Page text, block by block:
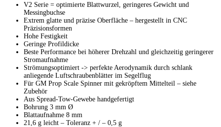
V2 Serie = optimierte Blattwurzel, geringeres Gewicht und
Messingbuchse
Extrem glatte und präzise Oberfläche – hergestellt in CNC
Präzisionsformen
Hohe Festigkeit
Geringe Profildicke
Beste Performance bei höherer Drehzahl und gleichzeitig geringerer
Stromaufnahme
Strömungsoptimiert -> perfekte Aerodynamik durch schlank
anliegende Luftschraubenblätter im Segelflug
Für GM Prop Scale Spinner mit gekröpftem Mittelteil – siehe
Zubehör
Aus Spread-Tow-Gewebe handgefertigt
Bohrung 3 mm Ø
Blattaufnahme 8 mm
21,6 g leicht – Toleranz + / – 0,5 g